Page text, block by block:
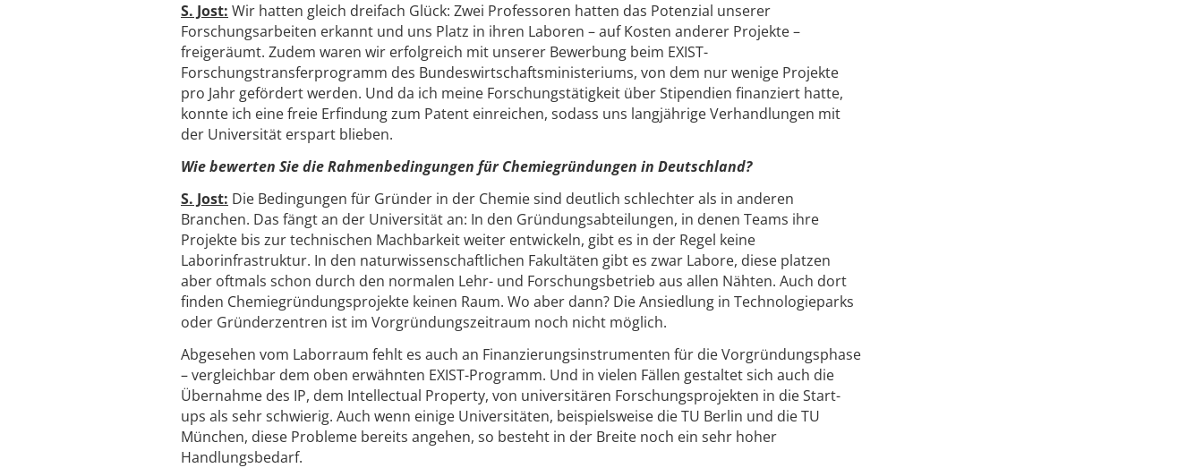
S. Jost: Wir hatten gleich dreifach Glück: Zwei Professoren hatten das Potenzial unserer
Forschungsarbeiten erkannt und uns Platz in ihren Laboren – auf Kosten anderer Projekte –
freigeräumt. Zudem waren wir erfolgreich mit unserer Bewerbung beim EXIST-
Forschungstransferprogramm des Bundeswirtschaftsministeriums, von dem nur wenige Projekte
pro Jahr gefördert werden. Und da ich meine Forschungstätigkeit über Stipendien finanziert hatte,
konnte ich eine freie Erfindung zum Patent einreichen, sodass uns langjährige Verhandlungen mit
der Universität erspart blieben.
Wie bewerten Sie die Rahmenbedingungen für Chemiegründungen in Deutschland?
S. Jost: Die Bedingungen für Gründer in der Chemie sind deutlich schlechter als in anderen
Branchen. Das fängt an der Universität an: In den Gründungsabteilungen, in denen Teams ihre
Projekte bis zur technischen Machbarkeit weiter entwickeln, gibt es in der Regel keine
Laborinfrastruktur. In den naturwissenschaftlichen Fakultäten gibt es zwar Labore, diese platzen
aber oftmals schon durch den normalen Lehr- und Forschungsbetrieb aus allen Nähten. Auch dort
finden Chemiegründungsprojekte keinen Raum. Wo aber dann? Die Ansiedlung in Technologieparks
oder Gründerzentren ist im Vorgründungszeitraum noch nicht möglich.
Abgesehen vom Laborraum fehlt es auch an Finanzierungsinstrumenten für die Vorgründungsphase
– vergleichbar dem oben erwähnten EXIST-Programm. Und in vielen Fällen gestaltet sich auch die
Übernahme des IP, dem Intellectual Property, von universitären Forschungsprojekten in die Start-
ups als sehr schwierig. Auch wenn einige Universitäten, beispielsweise die TU Berlin und die TU
München, diese Probleme bereits angehen, so besteht in der Breite noch ein sehr hoher
Handlungsbedarf.